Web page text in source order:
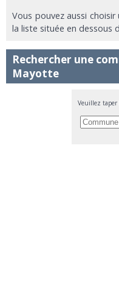
Vous pouvez aussi choisir
la liste située en dessous
Rechercher une
Mayotte
Veuillez taper